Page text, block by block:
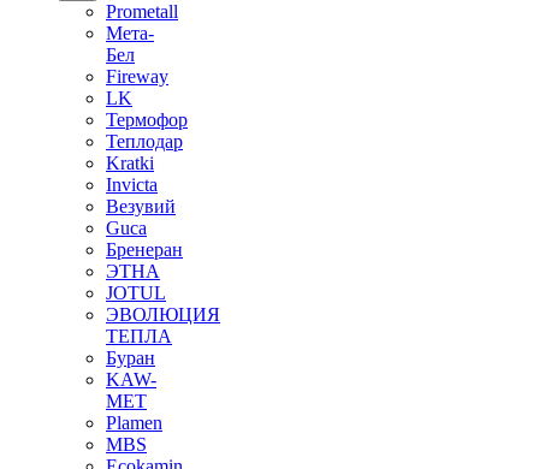
Prometall
Мета-
Бел
Fireway
LK
Термофор
Теплодар
Kratki
Invicta
Везувий
Guca
Бренеран
ЭТНА
JOTUL
ЭВОЛЮЦИЯ
ТЕПЛА
Буран
KAW-
MET
Plamen
MBS